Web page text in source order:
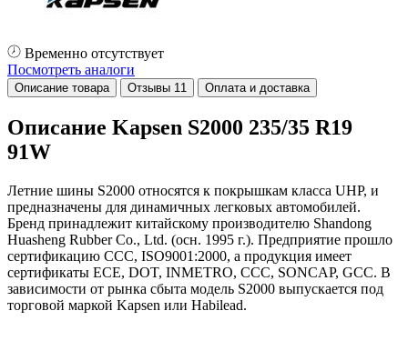
Временно отсутствует
Посмотреть аналоги
Описание товара Отзывы 11 Оплата и доставка
Описание Kapsen S2000 235/35 R19
91W
Летние шины S2000 относятся к покрышкам класса UHP, и
предназначены для динамичных легковых автомобилей.
Бренд принадлежит китайскому производителю Shandong
Huasheng Rubber Co., Ltd. (осн. 1995 г.). Предприятие прошло
сертификацию CCC, ISO9001:2000, а продукция имеет
сертификаты ECE, DOT, INMETRO, CCC, SONCAP, GCC. В
зависимости от рынка сбыта модель S2000 выпускается под
торговой маркой Kapsen или Habilead.